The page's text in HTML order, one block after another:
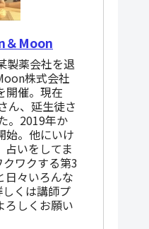
＆Moon
製薬会社を退
株式会社
開催。現在
ん、延生徒さ
。2019年か
始。他にいけ
占いをしてま
ワクする第3
日々いろんな
しくは講師プ
ろしくお願い